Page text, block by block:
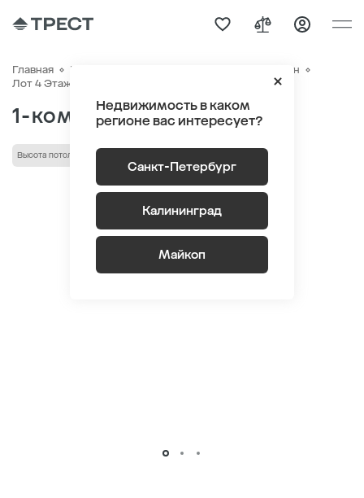
Недвижимость в каком
регионе вас интересует?
Санкт-Петербург
Калининград
Майкоп
Главная Квартиры
Генплан
Лот 4 Этаж 7
1-комнатная 35.35 м2
Высота потолка 2.75 м